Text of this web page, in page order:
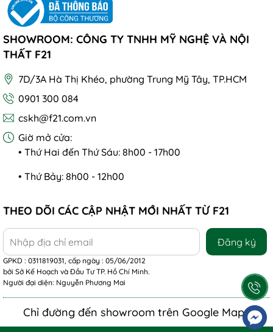
SHOWROOM: CÔNG TY TNHH MỸ NGHỆ VÀ NỘI
THẤT F21
7D/3A Hà Thị Khéo, phường Trung Mỹ Tây, TP.HCM
0901 300 084
cskh@f21.com.vn
Giờ mở cửa:
• Thứ Hai đến Thứ Sáu: 8h00 - 17h00
• Thứ Bảy: 8h00 - 12h00
THEO DÕI CÁC CẬP NHẬT MỚI NHẤT TỪ F21
Đăng ký
GPKD : 0311819031, cấp ngày : 05/06/2012
bởi Sở Kế Hoạch và Đầu Tư TP. Hồ Chí Minh.
Người đại diện: Nguyễn Phương Mai
Chỉ đường đến showroom trên Google Maps